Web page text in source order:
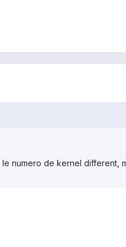
numero de kernel different,